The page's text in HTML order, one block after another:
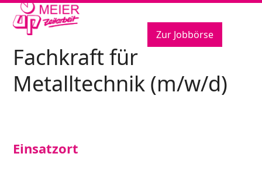
Skip
content
Zur Jobbörse
Open
mobile
menu
Close
mobile
menu
Fachkraft für
Metalltechnik (m/w/d)
Einsatzort